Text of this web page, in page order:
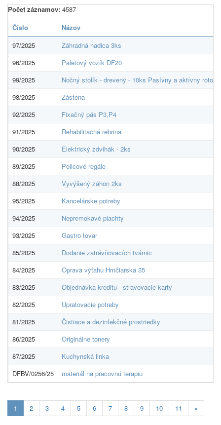
Počet záznamov: 4587
Číslo
Názov
97/2025
Záhradná hadica 3ks
96/2025
Paletový vozík DF20
99/2025
Nočný stolík - drevený - 10ks Pasívny a aktívny
98/2025
Zástena
92/2025
Fixačný pás P3,P4
91/2025
Rehabilitačná rebrina
90/2025
Elektrický zdvihák - 2ks
89/2025
Policové regále
88/2025
Vyvýšený záhon 2ks
95/2025
Kancelárske potreby
94/2025
Nepremokavé plachty
93/2025
Gastro tovar
85/2025
Dodanie zatrávňovacích tvárnic
84/2025
Oprava výťahu Hrnčiarska 35
83/2025
Objednávka kreditu - stravovacie karty
82/2025
Upratovacie potreby
81/2025
Čistiace a dezinfekčné prostriedky
86/2025
Originálne tonery
87/2025
Kuchynská linka
DFBV/0256/25
materiál na pracovnú terapiu
1 Aktuálna
stránka
2 3 4 5 6 7 8 9 10 11 »